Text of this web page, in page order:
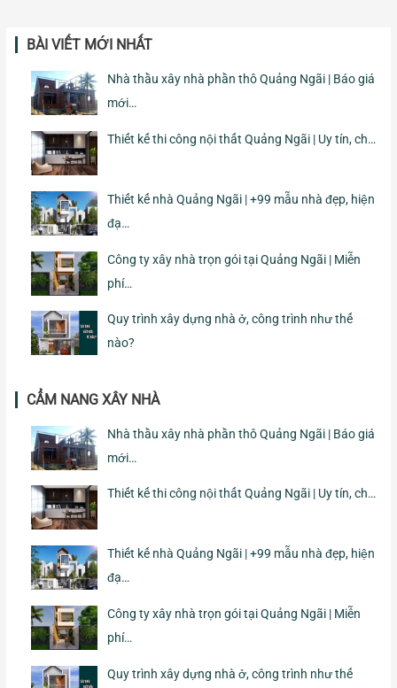
BÀI VIẾT MỚI NHẤT
Nhà thầu xây nhà phần thô Quảng Ngãi | Báo giá
mới…
Thiết kế thi công nội thất Quảng Ngãi | Uy tín, ch…
Thiết kế nhà Quảng Ngãi | +99 mẫu nhà đẹp, hiện
đạ…
Công ty xây nhà trọn gói tại Quảng Ngãi | Miễn
phí…
Quy trình xây dựng nhà ở, công trình như thế
nào?
CẨM NANG XÂY NHÀ
Nhà thầu xây nhà phần thô Quảng Ngãi | Báo giá
mới…
Thiết kế thi công nội thất Quảng Ngãi | Uy tín, ch…
Thiết kế nhà Quảng Ngãi | +99 mẫu nhà đẹp, hiện
đạ…
Công ty xây nhà trọn gói tại Quảng Ngãi | Miễn
phí…
Quy trình xây dựng nhà ở, công trình như thế